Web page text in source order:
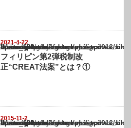
2021-4-22
Warning
: Undefined array key "show_category" in
/home/netst/kuno-cpa.co.jp/public_html/philippines_blog/wp-content/themes/
on line183
フィリピン第2弾税制改
正“CREAT法案”とは？①
2015-11-2
Warning
: Undefined array key "show_category" in
/home/netst/kuno-cpa.co.jp/public_html/philippines_blog/wp-content/themes/
on line183